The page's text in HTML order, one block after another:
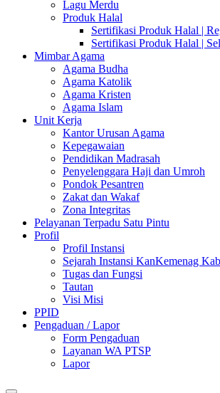
Lagu Merdu
Produk Halal
Sertifikasi Produk Halal |
Sertifikasi Produk Halal |
Mimbar Agama
Agama Budha
Agama Katolik
Agama Kristen
Agama Islam
Unit Kerja
Kantor Urusan Agama
Kepegawaian
Pendidikan Madrasah
Penyelenggara Haji dan Umroh
Pondok Pesantren
Zakat dan Wakaf
Zona Integritas
Pelayanan Terpadu Satu Pintu
Profil
Profil Instansi
Sejarah Instansi KanKemenag
Tugas dan Fungsi
Tautan
Visi Misi
PPID
Pengaduan / Lapor
Form Pengaduan
Layanan WA PTSP
Lapor